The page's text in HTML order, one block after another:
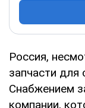
Россия,
запчасти для
Снабжением
компании,